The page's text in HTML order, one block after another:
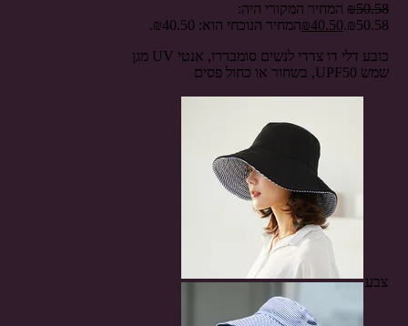
₪50.58
המחיר המקורי היה:
₪50.58.
₪40.50
המחיר הנוכחי הוא: ₪40.50.
כובע דלי דו צדדי לנשים סומבררו, אנטי UV מגן
שמש UPF50, בשחור או כחול פסים
צבע